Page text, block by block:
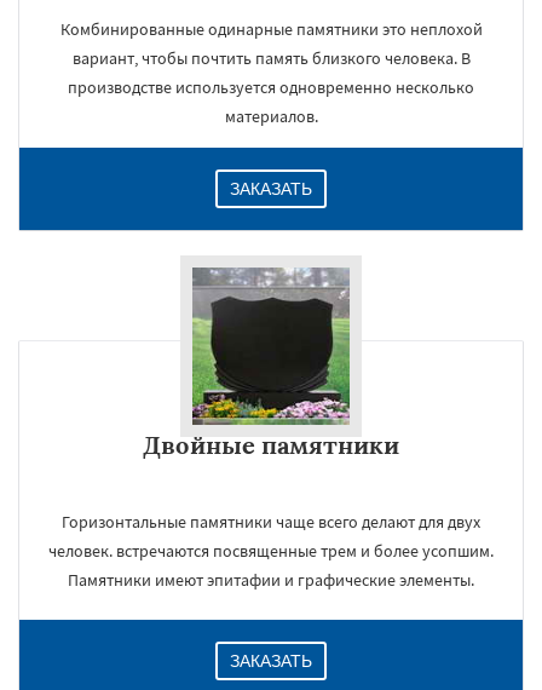
Комбинированные одинарные памятники это неплохой
вариант, чтобы почтить память близкого человека. В
производстве используется одновременно несколько
материалов.
ЗАКАЗАТЬ
Двойные памятники
Горизонтальные памятники чаще всего делают для двух
человек. встречаются посвященные трем и более усопшим.
Памятники имеют эпитафии и графические элементы.
ЗАКАЗАТЬ